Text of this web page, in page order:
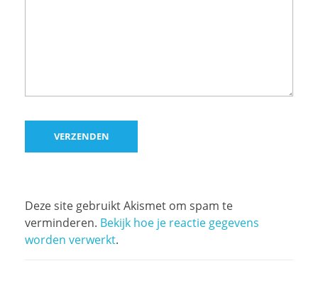
Deze site gebruikt Akismet om spam te
verminderen. Bekijk hoe je reactie gegevens
worden verwerkt.